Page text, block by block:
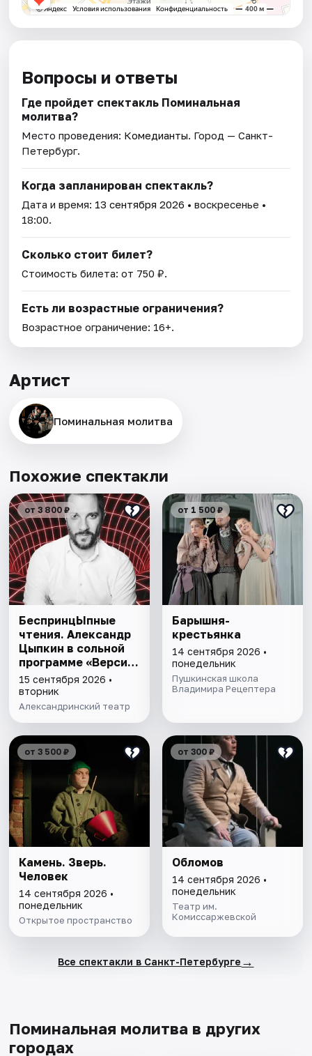
Вопросы и ответы
Где пройдет спектакль Поминальная
молитва?
Место проведения: Комедианты. Город — Санкт-
Петербург.
Когда запланирован спектакль?
Дата и время: 13 сентября 2026 • воскресенье •
18:00.
Сколько стоит билет?
Стоимость билета: от 750 ₽.
Есть ли возрастные ограничения?
Возрастное ограничение: 16+.
Артист
Поминальная молитва
Похожие спектакли
от 3 800 ₽
БеспринцЫпные
чтения. Александр
Цыпкин в сольной
программе «Версия
будущего»
15 сентября 2026 •
вторник
Александринский театр
от 1 500 ₽
Барышня-
крестьянка
14 сентября 2026 •
понедельник
Пушкинская школа
Владимира Рецептера
от 3 500 ₽
Камень. Зверь.
Человек
14 сентября 2026 •
понедельник
Открытое пространство
от 300 ₽
Обломов
14 сентября 2026 •
понедельник
Театр им.
Комиссаржевской
Все спектакли в Санкт-Петербурге →
Поминальная молитва в других
городах